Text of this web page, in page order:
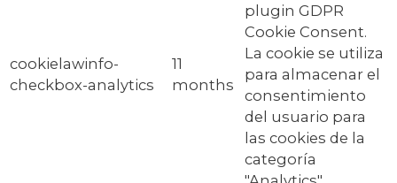
cookielawinfo-
checkbox-analytics
11
months
plugin GDPR
Cookie Consent.
La cookie se utiliza
para almacenar el
consentimiento
del usuario para
las cookies de la
categoría